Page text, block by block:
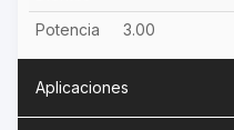
Potencia 3.00
Aplicaciones